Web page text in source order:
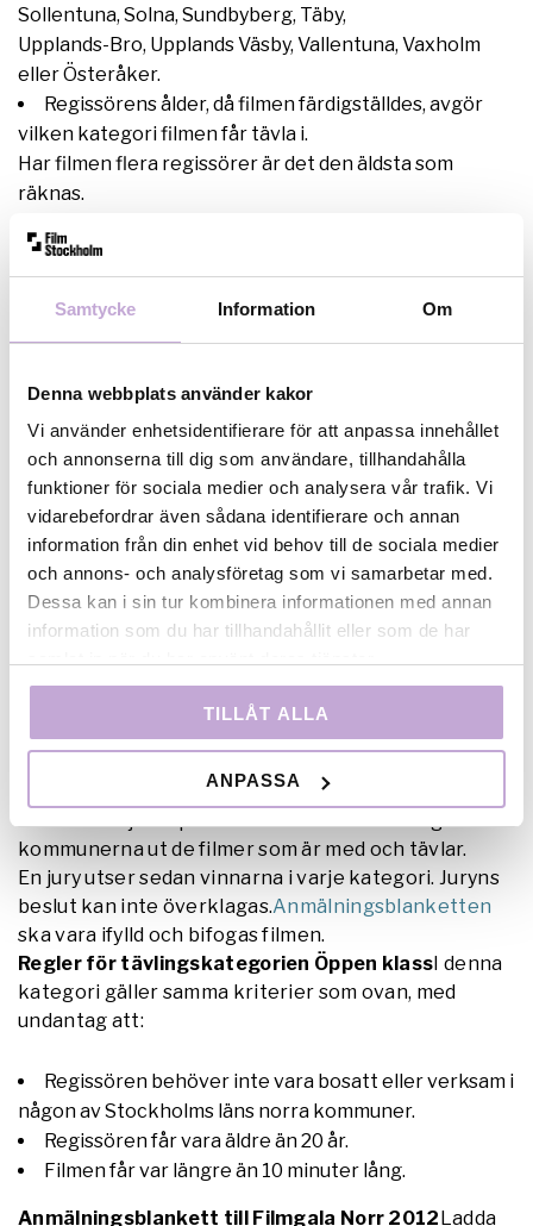
Samtycke Information Om
Denna webbplats använder kakor
Vi använder enhetsidentifierare för att anpassa innehållet
och annonserna till dig som användare, tillhandahålla
funktioner för sociala medier och analysera vår trafik. Vi
vidarebefordrar även sådana identifierare och annan
information från din enhet vid behov till de sociala medier
och annons- och analysföretag som vi samarbetar med.
Dessa kan i sin tur kombinera informationen med annan
information som du har tillhandahållit eller som de har
TILLÅT ALLA
ANPASSA
Sollentuna, Solna, Sundbyberg, Täby,
Upplands-Bro, Upplands Väsby, Vallentuna, Vaxholm
eller Österåker.
Regissörens ålder, då filmen färdigställdes, avgör
vilken kategori filmen får tävla i.
Har filmen flera regissörer är det den äldsta som
räknas.
Filmen ska vara producerad år 2011 eller 2012.
Filmen får vara max 10 minuter lång, inklusive
vinjetter, för- och eftertexter.
Filmen ska skickas till Filmgala Norr i valfritt
Filmen får inte skickas som en DVD med menyer.
Endast en film per inskickad DVD/CD. Den kopia som
skickas in är den som sedan kan komma att visas,
så skicka en så högupplöst kopia som möjligt.
Filmgala Norr ansvarar inte för inskickat material.All
musik som används i alla filmer ska antingen vara
egenkomponerad
eller så ska filmaren ha införskaffat skriftliga
tillsammans med anmälan. (Se tips på laglig musik
och ljud –Musiklänkar.)
Internet och övriga medier.Av de inskickade
filmerna väljer representanter från de deltagande
kommunerna ut de filmer som är med och tävlar.
En jury utser sedan vinnarna i varje kategori. Juryns
beslut kan inte överklagas.Anmälningsblanketten
ska vara ifylld och bifogas filmen.
Regler för tävlingskategorien Öppen klass I denna
kategori gäller samma kriterier som ovan, med
undantag att:
Regissören behöver inte vara bosatt eller verksam i
någon av Stockholms läns norra kommuner.
Regissören får vara äldre än 20 år.
Filmen får var längre än 10 minuter lång.
Anmälningsblankett till Filmgala Norr 2012 Ladda